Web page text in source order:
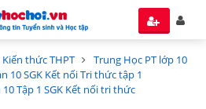
Kiến thức THPT
Trung Học PT lớp 10
10 SGK Kết nối Tri thức tập 1
Tập 1 SGK Kết nối tri thức